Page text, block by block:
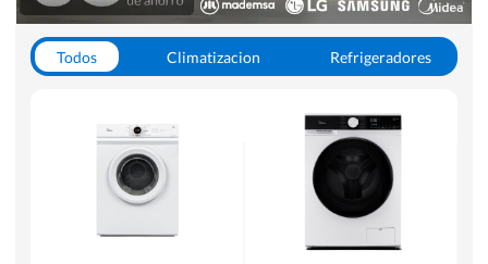
Todos Climatizacion
Refrigeradores
Otros